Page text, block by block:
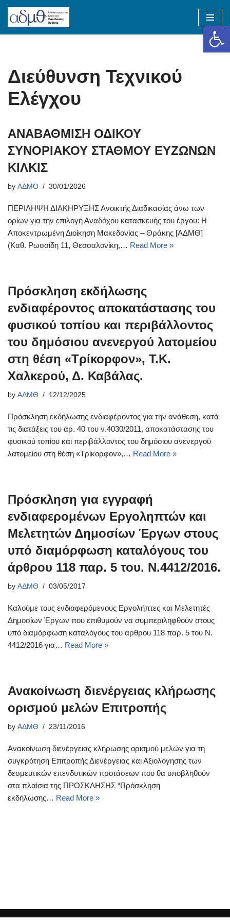
Skip
Διεύθυνση Τεχνικού
Ελέγχου
ΑΝΑΒΑΘΜΙΣΗ ΟΔΙΚΟΥ
ΣΥΝΟΡΙΑΚΟΥ ΣΤΑΘΜΟΥ ΕΥΖΩΝΩΝ
ΚΙΛΚΙΣ
by ΑΔΜΘ 30/01/2026
ΠΕΡΙΛΗΨΗ ΔΙΑΚΗΡΥΞΗΣ Ανοικτής Διαδικασίας άνω των
ορίων για την επιλογή Αναδόχου κατασκευής του έργου: Η
Αποκεντρωμένη Διοίκηση Μακεδονίας – Θράκης [ΑΔΜΘ]
(Καθ. Ρωσσίδη 11, Θεσσαλονίκη,… Read More »
Πρόσκληση εκδήλωσης
ενδιαφέροντος αποκατάστασης του
φυσικού τοπίου και περιβάλλοντος
του δημόσιου ανενεργού λατομείου
στη θέση «Τρίκορφον», Τ.Κ.
Χαλκερού, Δ. Καβάλας.
by ΑΔΜΘ 12/12/2025
Πρόσκληση εκδήλωσης ενδιαφέροντος για την ανάθεση, κατά
τις διατάξεις του άρ. 40 του ν.4030/2011, αποκατάστασης του
φυσικού τοπίου και περιβάλλοντος του δημόσιου ανενεργού
λατομείου στη θέση «Τρίκορφον»,… Read More »
Πρόσκληση για εγγραφή
ενδιαφερομένων Εργοληπτών και
Μελετητών Δημοσίων Έργων στους
υπό διαμόρφωση καταλόγους του
άρθρου 118 παρ. 5 του. Ν.4412/2016.
by ΑΔΜΘ 03/05/2017
Καλούμε τους ενδιαφερόμενους Εργολήπτες και Μελετητές
Δημοσίων Έργων που επιθυμούν να συμπεριληφθούν στους
υπό διαμόρφωση καταλόγους του άρθρου 118 παρ. 5 του Ν.
4412/2016 για… Read More »
Ανακοίνωση διενέργειας κλήρωσης
ορισμού μελών Επιτροπής
by ΑΔΜΘ 23/11/2016
Ανακοίνωση διενέργειας κλήρωσης ορισμού μελών για τη
συγκρότηση Επιτροπής Διενέργειας και Αξιολόγησης των
δεσμευτικών επενδυτικών προτάσεων που θα υποβληθούν
στα πλαίσια της ΠΡΟΣΚΛΗΣΗΣ “Πρόσκληση
εκδήλωσης… Read More »